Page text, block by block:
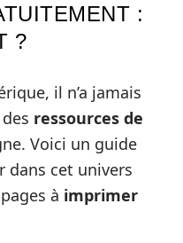
:
?
il n’a jamais
ressources de
Voici un guide
dans cet univers
à imprimer